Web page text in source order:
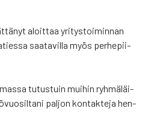
aloit­taa yri­tys­toi­min­nan
saa­ta­vil­la myös per­he­pii­
tutus­tuin mui­hin ryh­mä­läi­
pal­jon kon­tak­te­ja hen­